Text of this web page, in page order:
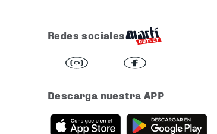
Redes sociales
Descarga nuestra APP